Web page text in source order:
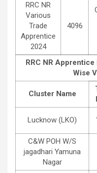
RRC NR
Various
Trade
Apprentice
2024
4096
RRC NR
Wise
Cluster Name
Lucknow (LKO)
C&W POH W/S
jagadhari Yamuna
Nagar